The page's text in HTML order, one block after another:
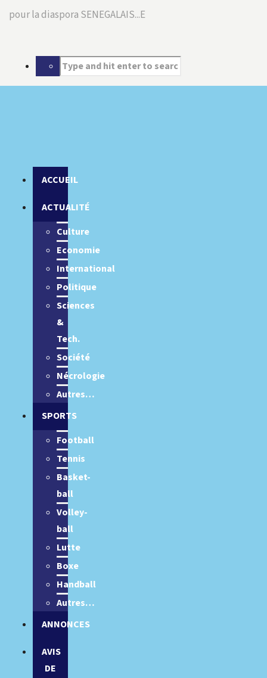
ACCUEIL
ACTUALITÉ
Culture
Economie
International
Politique
Sciences
&
Tech.
Société
Nécrologie
Autres…
SPORTS
Football
Tennis
Basket-
ball
Volley-
ball
Lutte
Boxe
Handball
Autres…
ANNONCES
AVIS
DE